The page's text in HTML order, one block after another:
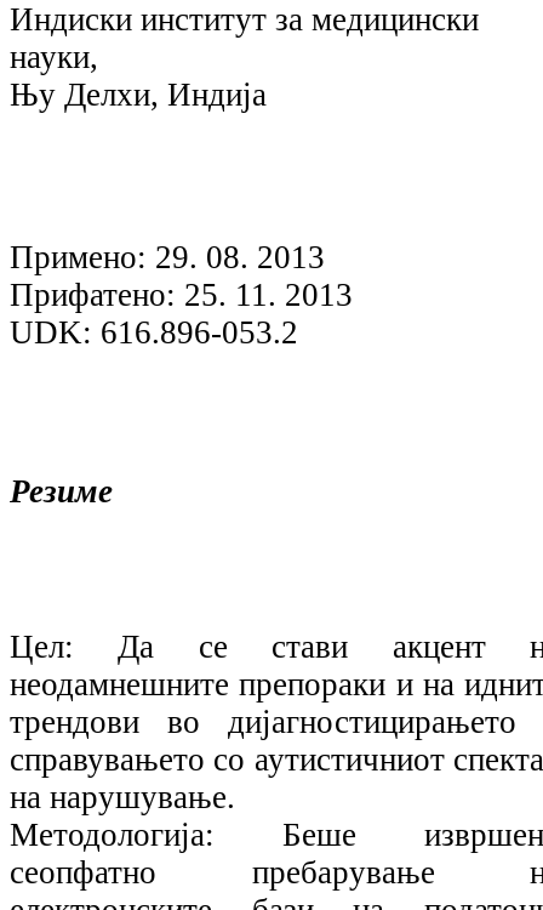
Индиски институт за медицински
науки,
Њу Делхи, Индија
Примено: 29. 08. 2013
Прифатено: 25. 11. 2013
UDK: 616.896-053.2
Резиме
Цел: Да се стави акцент
неодамнешните препораки и на
трендови во дијагностицирањетo
справувањето со аутистичниот
на нарушување.
Методологија: Беше
сеопфатно пребарување